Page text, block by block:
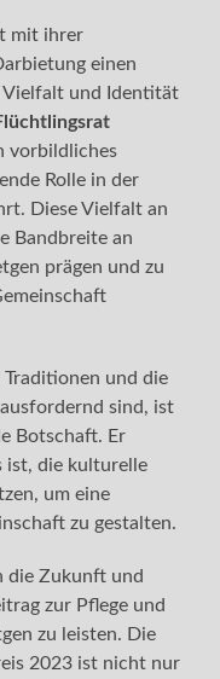
mit ihrer
einen
und Identität
vorbildliches
Rolle in der
Diese Vielfalt an
Bandbreite an
prägen und zu
und die
sind, ist
Botschaft. Er
ist, die kulturelle
um eine
zu gestalten.
die Zukunft und
zur Pflege und
zu leisten. Die
2023 ist nicht nur